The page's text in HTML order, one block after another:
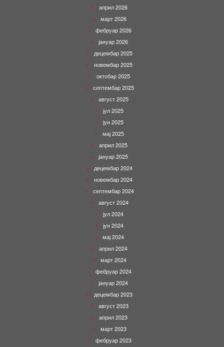
април 2026
март 2026
фебруар 2026
јануар 2026
децембар 2025
новембар 2025
октобар 2025
септембар 2025
август 2025
јул 2025
јун 2025
мај 2025
април 2025
јануар 2025
децембар 2024
новембар 2024
септембар 2024
август 2024
јул 2024
јун 2024
мај 2024
април 2024
март 2024
фебруар 2024
јануар 2024
децембар 2023
август 2023
април 2023
март 2023
фебруар 2023